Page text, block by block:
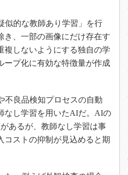
マネジメント
産
バル設計・開発
似的な教師あり学習」を行
き、一部の画像にだけ存在す
複しないようにする独自の学
ープ化に有効な特徴量が作成
良品検知プロセスの自動
なし学習を用いたAIだ。AIの
あるが、教師なし学習は事
コストの抑制が見込めると期